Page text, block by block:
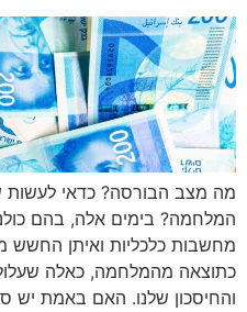
מה מצב הבורסה? כדאי לעשות
המלחמה? בימים אלה, בהם
מחשבות כלכליות ואיתן החשש
כתוצאה מהמלחמה, כאלה
והחיסכון שלנו. האם באמת יש